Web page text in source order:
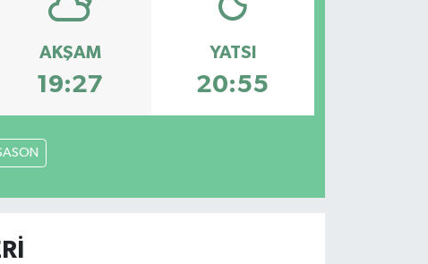
AKŞAM
19:27
YATSI
20:55